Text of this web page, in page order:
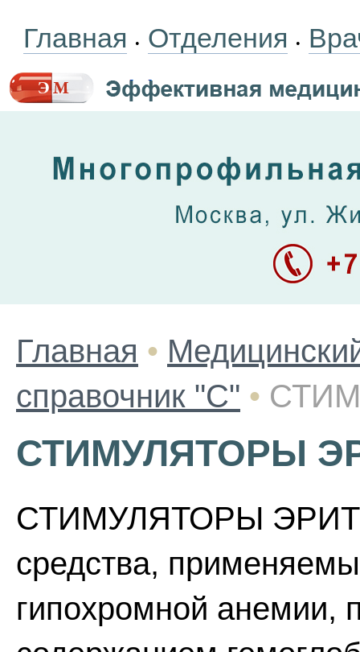
Главная • Отделения •
Главная •
справочник "С" •
СТИМУЛЯТОРЫ
СТИМУЛЯТОРЫ
средства,
гипохромной